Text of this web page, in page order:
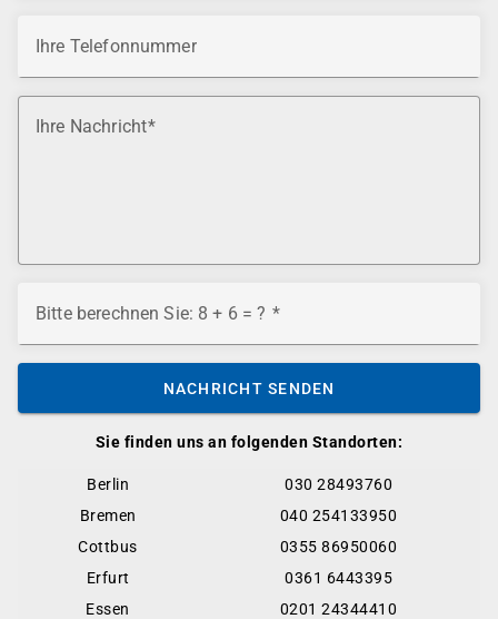
Sie finden uns an folgenden Standorten:
Berlin
030 28493760
Bremen
040 254133950
Cottbus
0355 86950060
Erfurt
0361 6443395
Essen
0201 24344410
Ihre Telefonnummer
Ihre Nachricht
Bitte berechnen Sie: 8 + 6 = ?
NACHRICHT SENDEN